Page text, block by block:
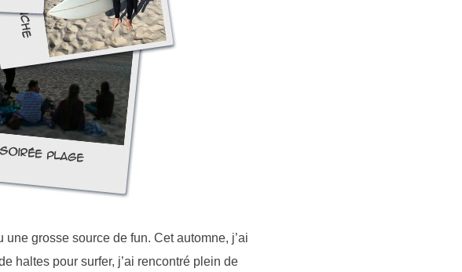
grosse source de fun. Cet automne, j’ai
haltes pour surfer, j’ai rencontré plein de